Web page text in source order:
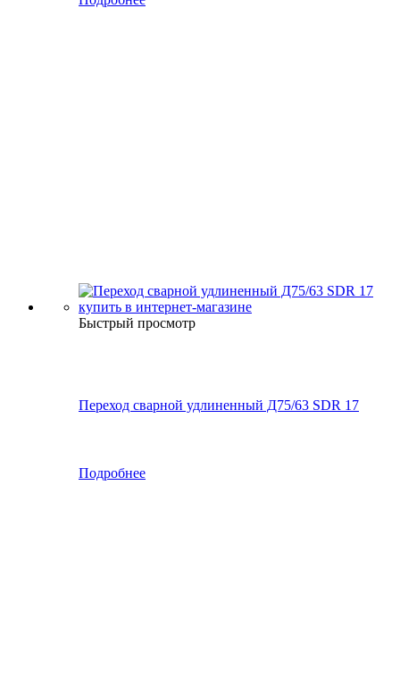
Быстрый просмотр
Переход сварной удлиненный Д75/63 SDR 17
Подробнее